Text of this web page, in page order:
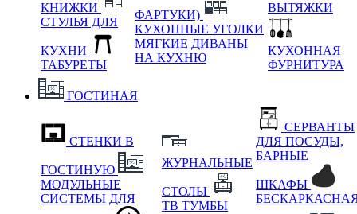
КНИЖКИ
СТУЛЬЯ ДЛЯ
КУХНИ
ТАБУРЕТЫ
ФАРТУКИ)
КУХОННЫЕ УГОЛКИ
МЯГКИЕ ДИВАНЫ
НА КУХНЮ
ВЫТЯЖКИ
КУХОННАЯ
ФУРНИТУРА
ГОСТИНАЯ
СТЕНКИ В
ГОСТИНУЮ
МОДУЛЬНЫЕ
СИСТЕМЫ ДЛЯ
ЖУРНАЛЬНЫЕ
СТОЛЫ
ТВ ТУМБЫ
СЕРВАНТЫ
ДЛЯ ПОСУДЫ,
БАРНЫЕ
ШКАФЫ